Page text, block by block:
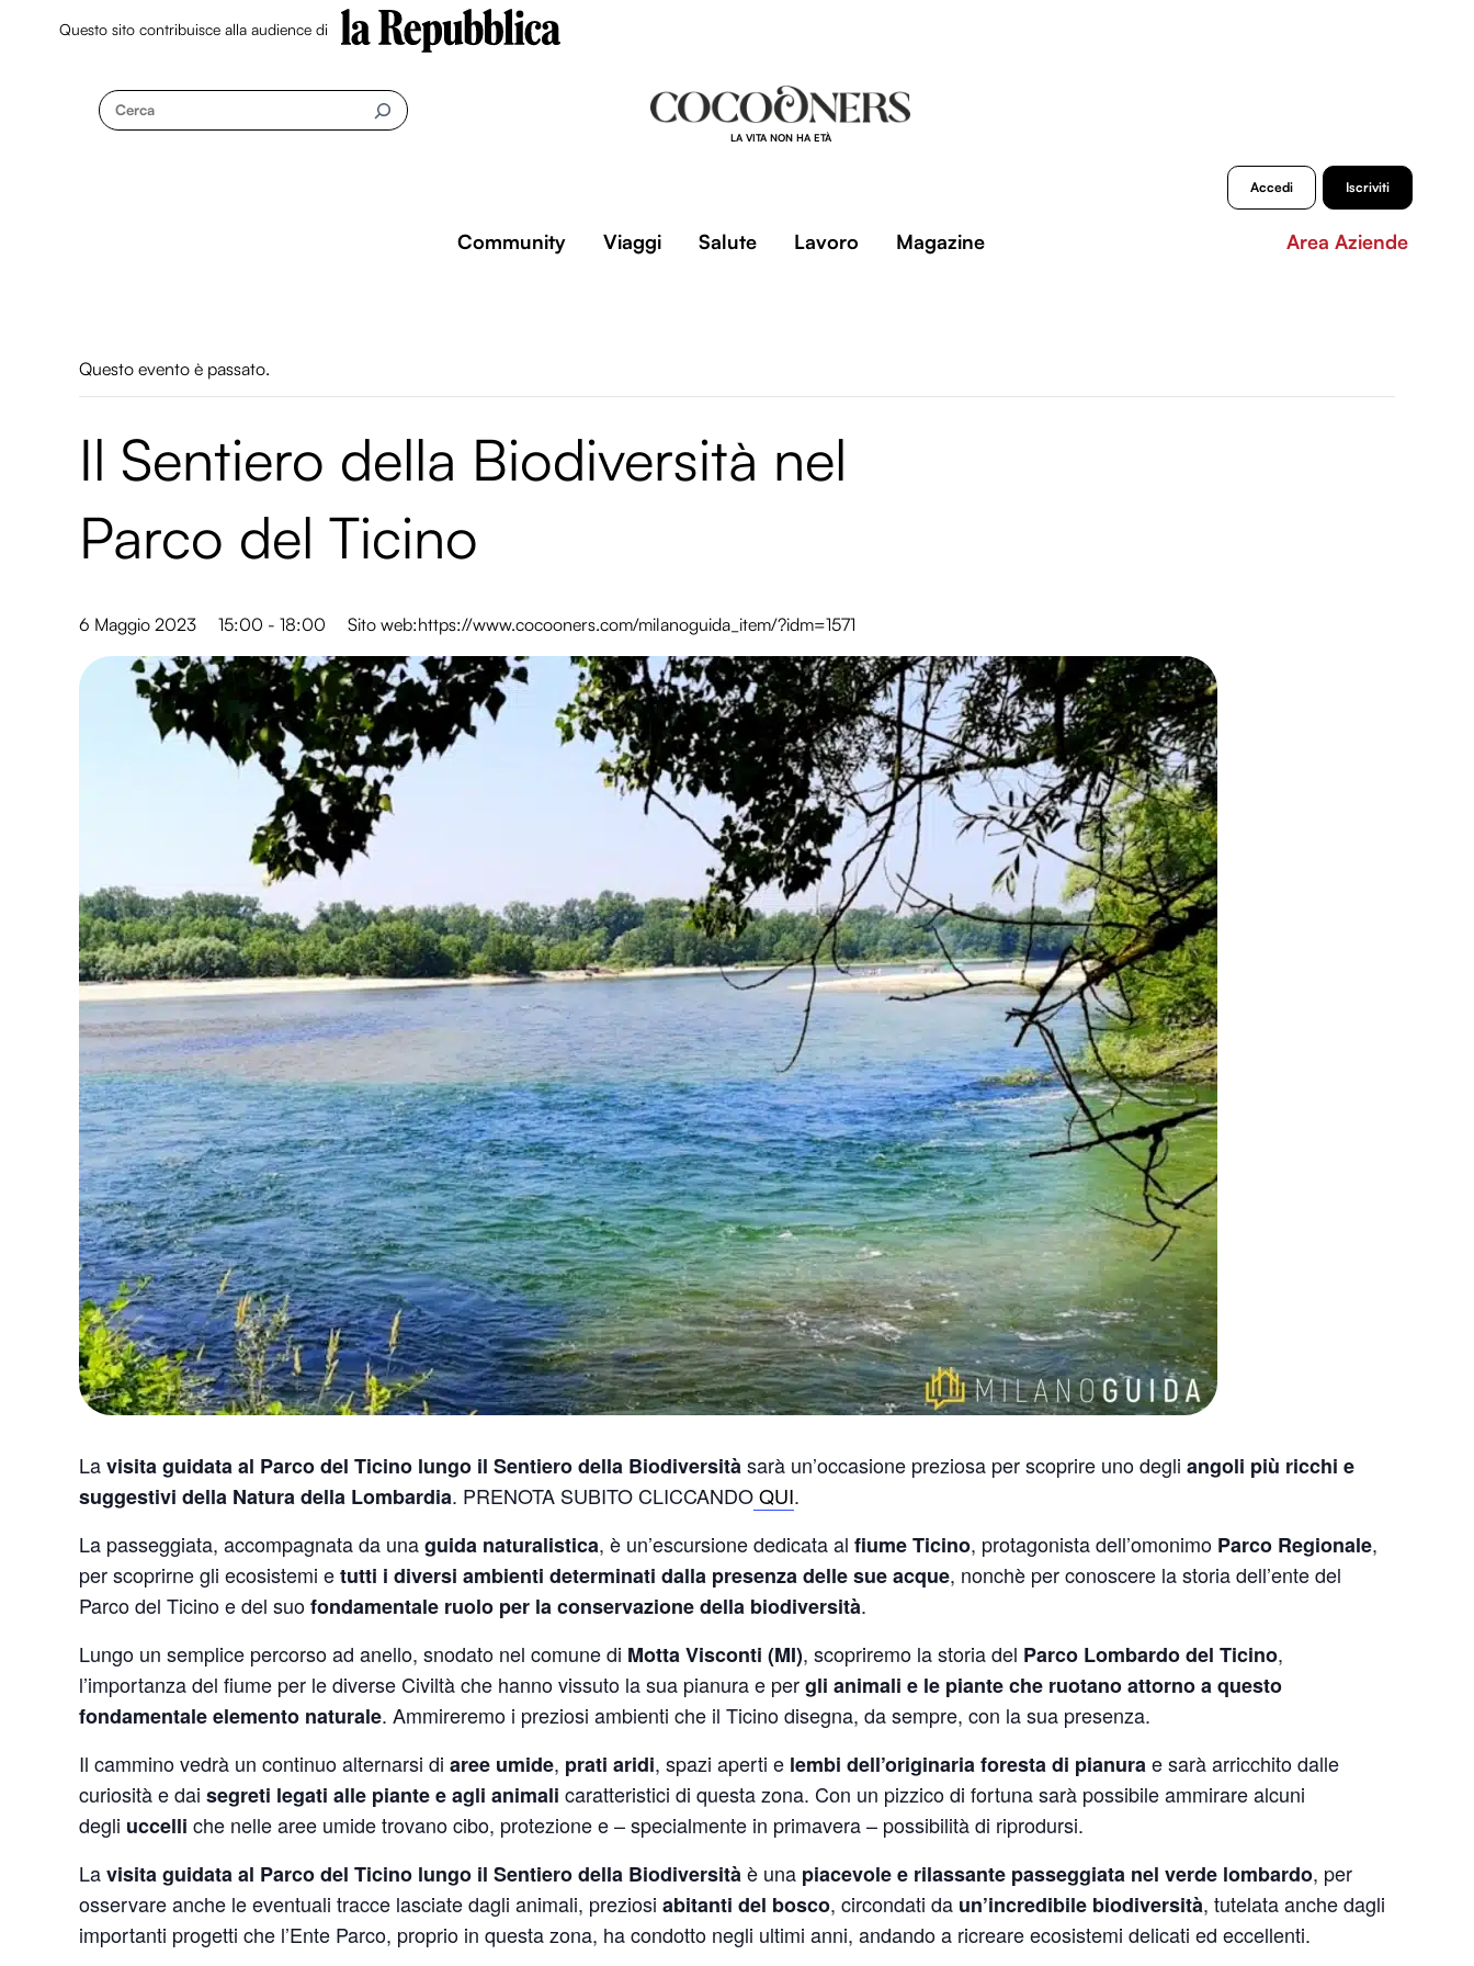
Questo sito contribuisce alla audience di
Cerca
LA VITA NON HA ETÀ
Accedi Iscriviti
Community Viaggi Salute Lavoro Magazine Area Aziende
Questo evento è passato.
Il Sentiero della Biodiversità nel
Parco del Ticino
6 Maggio 2023 15:00 - 18:00 Sito web:https://www.cocooners.com/milanoguida_item/?idm=1571
Lavisita guidata al Parco del Ticino lungo il Sentiero della Biodiversitàsarà un’occasione preziosa per scoprire uno degli angoli più ricchi e
suggestivi della Natura della Lombardia. PRENOTA SUBITO CLICCANDOQUI.
La passeggiata, accompagnata da unaguida naturalistica, è un’escursione dedicata al fiume Ticino, protagonista dell’omonimo Parco Regionale,
per scoprirne gli ecosistemi etutti i diversi ambienti determinati dalla presenza delle sue acque, nonchè per conoscere la storia dell’ente del
Parco del Ticino e del suofondamentale ruolo per la conservazione della biodiversità.
Lungo un semplice percorso ad anello, snodato nel comune di Motta Visconti (MI), scopriremo la storia del Parco Lombardo del Ticino,
l’importanza del fiume per le diverse Civiltà che hanno vissuto la sua pianura e pergli animali e le piante che ruotano attorno a questo
fondamentale elemento naturale. Ammireremo i preziosi ambienti che il Ticino disegna, da sempre, con la sua presenza.
Il cammino vedrà un continuo alternarsi di aree umide, prati aridi, spazi aperti e lembi dell’originaria foresta di pianurae sarà arricchito dalle
curiosità e dai segreti legati alle piante e agli animali caratteristici di questa zona. Con un pizzico di fortuna sarà possibile ammirare alcuni
degli uccelli che nelle aree umide trovano cibo, protezione e – specialmente in primavera – possibilità di riprodursi.
Lavisita guidata al Parco del Ticino lungo il Sentiero della Biodiversitàè una piacevole e rilassante passeggiata nel verde lombardo, per
osservare anche le eventuali tracce lasciate dagli animali, preziosi abitanti del bosco, circondati da un’incredibile biodiversità, tutelata anche dagli
importanti progetti che l’Ente Parco, proprio in questa zona, ha condotto negli ultimi anni, andando a ricreare ecosistemi delicati ed eccellenti.